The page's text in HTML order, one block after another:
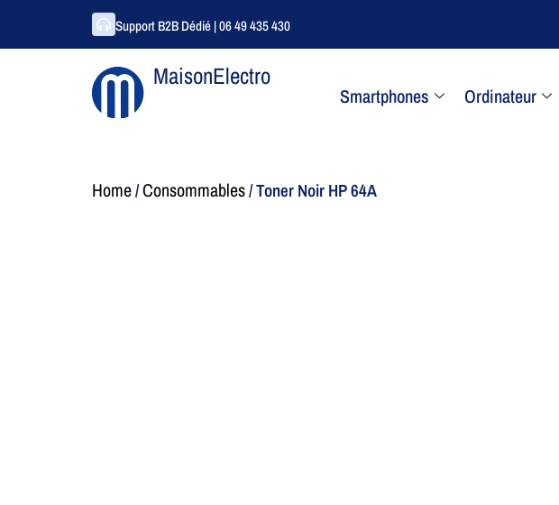
Support B2B Dédié | 06 49 435 430
MaisonElectro
Smartphones Ordinateur
Home/Consommables/ Toner Noir HP 64A